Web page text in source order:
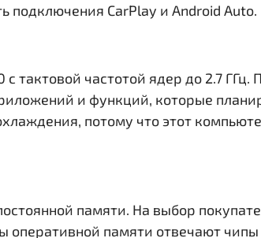
подключения CarPlay и Android Auto.
тактовой частотой ядер до 2.7
и функций, которые
потому что этот
памяти. На выбор
памяти отвечают чипы